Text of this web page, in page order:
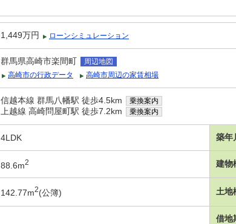
1,449万円 ローンシミュレーション
群馬県高崎市楽間町
周辺地図
高崎市の行政データ
高崎市周辺の家賃相場
信越本線 群馬八幡駅 徒歩4.5km 乗換案内
上越線 高崎問屋町駅 徒歩7.2km 乗換案内
4LDK 築年
88.6m2 建物
142.77m2(公簿) 土地
借地